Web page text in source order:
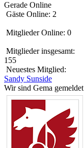
Gerade Online
Gäste Online: 2
Mitglieder Online: 0
Mitglieder insgesamt:
155
Neuestes Mitglied:
Sandy Sunside
Wir sind Gema gemeldet